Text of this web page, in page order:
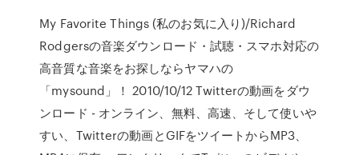
My Favorite Things (私のお気に入り)/Richard
Rodgersの音楽ダウンロード・試聴・スマホ対応の
高音質な音楽をお探しならヤマハの
「mysound」！ 2010/10/12 Twitterの動画をダウ
ンロード - オンライン、無料、高速、そして使いや
すい、Twitterの動画とGIFをツイートからMP3、